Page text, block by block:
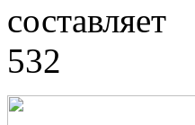
составляет
532